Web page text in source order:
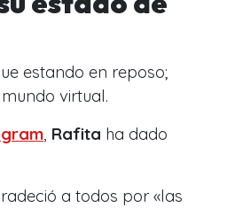
estando en reposo;
virtual.
Rafita ha dado
a todos por «las